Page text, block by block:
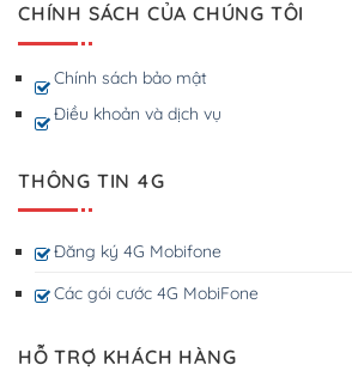
CHÍNH SÁCH CỦA CHÚNG TÔI
Chính sách bảo mật
Điều khoản và dịch vụ
THÔNG TIN 4G
Đăng ký 4G Mobifone
Các gói cước 4G MobiFone
HỖ TRỢ KHÁCH HÀNG